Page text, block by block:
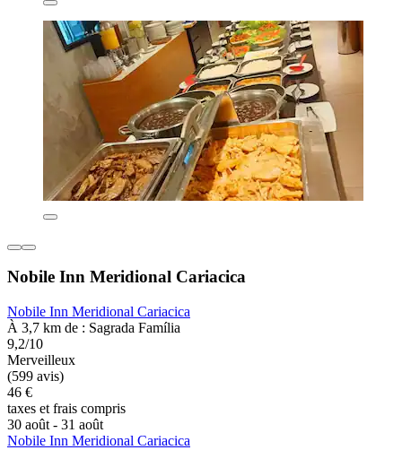
Nobile Inn Meridional Cariacica
Nobile Inn Meridional Cariacica
À 3,7 km de : Sagrada Família
9,2/10
Merveilleux
(599 avis)
46 €
taxes et frais compris
30 août - 31 août
Nobile Inn Meridional Cariacica